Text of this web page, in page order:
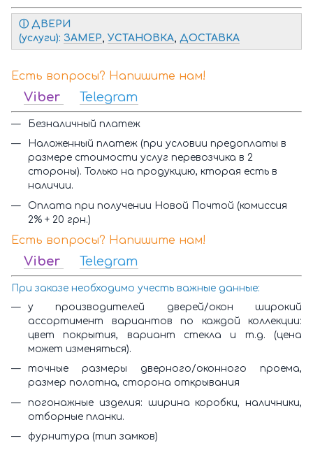
ⓘ Д ВЕРИ
(услуги): ЗАМЕР УСТАНОВКА ДОСТАВКА
Есть вопросы? Напишите нам!
Viber Telegram
Безналичный платеж
Наложенный платеж (при условии предоплаты в
размере стоимости услуг перевозчика в 2
стороны). Только на продукцию, кторая есть в
наличии.
Оплата при получении Новой Почтой (комиссия
2% + 20 грн.)
Есть вопросы? Напишите нам!
Viber Telegram
При заказе необходимо учесть важные данные:
у производителей дверей/окон широкий
ассортимент вариантов по каждой коллекции:
цвет покрытия, вариант стекла и т.д. (цена
может изменяться).
точные размеры дверного/оконного проема,
размер полотна, сторона открывания
погонажные изделия: ширина коробки, наличники,
отборные планки.
фурнитура (тип замков)